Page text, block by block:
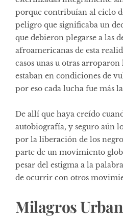
porque contribuían al ciclo
peligro que significaba un
que debieron plegarse a las
afroamericanas de esta
casos unas u otras arroparon
estaban en condiciones de
por eso cada lucha fue más
De allí que haya creído
autobiografía, y seguro aún
por la liberación de los
parte de un movimiento
pesar del estigma a la
de ocurrir con otros
Milagros